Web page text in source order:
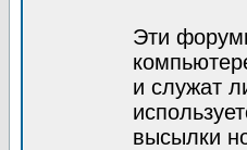
Эти
и служат
высылки